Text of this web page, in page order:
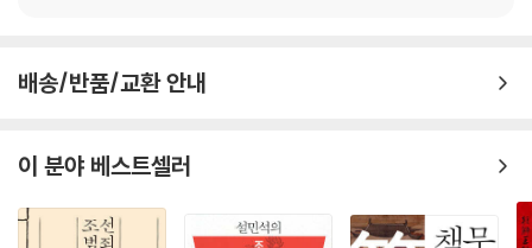
1) 18세기 태실수개 관련 의궤 · 283
2) 19세기 태실수개 관련 의궤 · 292
터에 안치되었다.
이라도 훼손된 태실 유적을 체계적으로 돌보고 복원하는 작업이 시급하다.
지금까지 안태의례는 비공식적인 왕실의 관행으로 이해되는 감이 없지 않
았다. 그러나 조선왕조 오백 년간 이루어진 안태의 과정은 왕실 내 새로운
배송/반품/교환 안내
이 분야 베스트셀러